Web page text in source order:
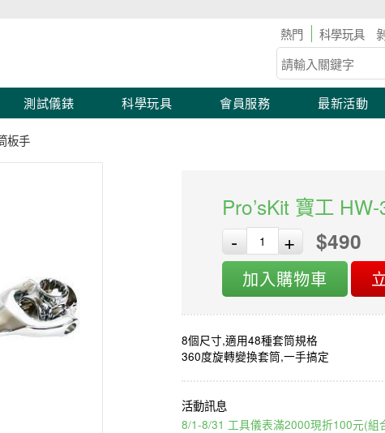
科學玩具
測試儀錶 科學玩具 會員服務 最新活動
板手
Pro’sKit 寶工
-
+ $490
加入購物車
8個尺寸,適用48種套筒規格
360度旋轉變換套筒,一手搞定
8/1-8/31 工具儀表滿2000現折100元(組